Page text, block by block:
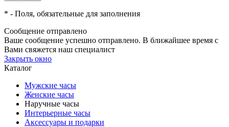
* - Поля, обязательные для заполнения
Сообщение отправлено
Ваше сообщение успешно отправлено. В ближайшее время с
Вами свяжется наш специалист
Закрыть окно
Каталог
Мужские часы
Женские часы
Наручные часы
Интерьерные часы
Аксессуары и подарки